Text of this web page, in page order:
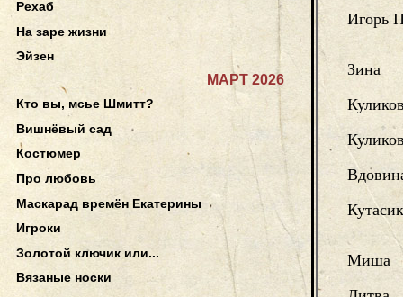
Игорь
Зина
Кутасик
Миша
Рехаб
На заре жизни
Эйзен
МАРТ 2026
Кто вы, мсье Шмитт?
Вишнёвый сад
Костюмер
Про любовь
Маскарад времён Екатерины
Игроки
Золотой ключик или...
Вязаные носки